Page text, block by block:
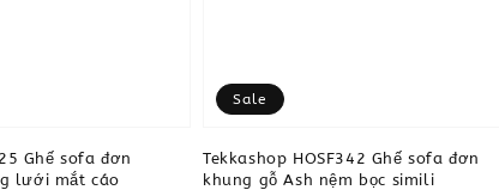
Ghế sofa đơn
lưới mắt cáo
Sale
Tekkashop HOSF342 Ghế sofa đơn
khung gỗ Ash nệm bọc simili